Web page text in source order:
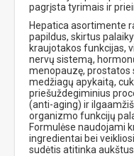
pagrįsta tyrimais ir
Hepatica asortimente
papildus, skirtus
kraujotakos funkcijas,
nervų sistemą,
menopauzę, prostatos
medžiagų apykaitą,
priešuždegiminius
(anti-aging) ir
organizmo funkcijų
Formulėse naudojami
ingredientai bei
sudėtis atitinka